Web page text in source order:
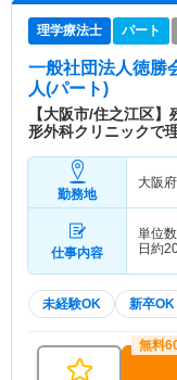
理学療法士 パート
一般社団法人徳勝
人(パート)
【大阪市/住之江区
形外科クリニックで
勤務地
大阪
仕事内容
単位
日約
未経験OK 新卒OK